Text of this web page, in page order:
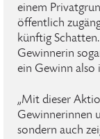
einem
öffentlich
künftig
Gewinnerin
ein Gewinn also
„Mit dieser
Gewinnerinnen
sondern auch